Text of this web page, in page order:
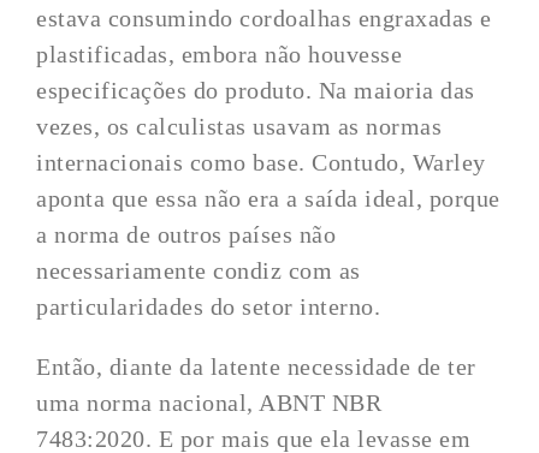
estava consumindo cordoalhas engraxadas e
plastificadas, embora não houvesse
especificações do produto. Na maioria das
vezes, os calculistas usavam as normas
internacionais como base. Contudo, Warley
aponta que essa não era a saída ideal, porque
a norma de outros países não
necessariamente condiz com as
particularidades do setor interno.
Então, diante da latente necessidade de ter
uma norma nacional, ABNT NBR
7483:2020. E por mais que ela levasse em